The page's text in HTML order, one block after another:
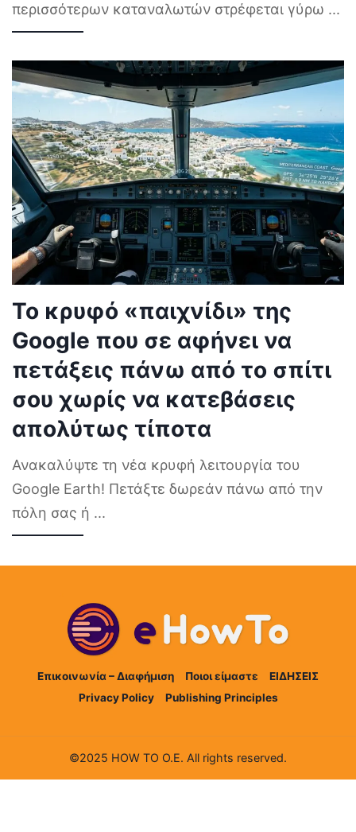
περισσότερων καταναλωτών στρέφεται γύρω ...
Το κρυφό «παιχνίδι» της
Google που σε αφήνει να
πετάξεις πάνω από το σπίτι
σου χωρίς να κατεβάσεις
απολύτως τίποτα
Ανακαλύψτε τη νέα κρυφή λειτουργία του
Google Earth! Πετάξτε δωρεάν πάνω από την
πόλη σας ή ...
Επικοινωνία – Διαφήμιση Ποιοι είμαστε
ΕΙΔΗΣΕΙΣ
Privacy Policy
Publishing Principles
©2025 HOW TO Ο.Ε. All rights reserved.